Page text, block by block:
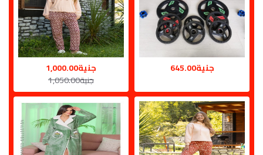
جنية645.00
جنية1,000.00
جنية1,050.00